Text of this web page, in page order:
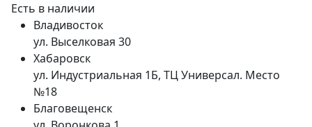
Есть в наличии
Владивосток
ул. Выселковая 30
Хабаровск
ул. Индустриальная 1Б, ТЦ Универсал. Место
№18
Благовещенск